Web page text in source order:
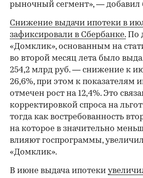
рыночный сегмент», — добавил
Снижение выдачи ипотеки в
зафиксировали в Сбербанке. По
«Домклик», основанным на
во второй месяц лета было
254,2 млрд руб. — снижение к
26,6%, при этом к показателям
отмечен рост на 12,4%. Это
корректировкой спроса на
тогда как востребованность
на которое в значительно
влияют госпрограммы,
«Домклик».
В июне выдача ипотеки